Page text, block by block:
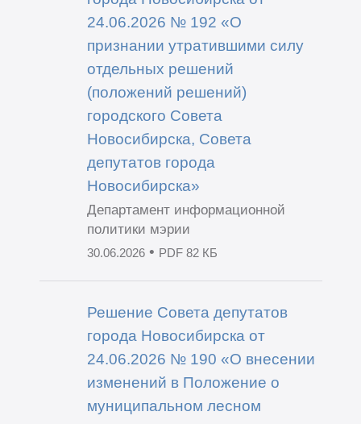
24.06.2026 № 192 «О
признании утратившими силу
отдельных решений
(положений решений)
городского Совета
Новосибирска, Совета
депутатов города
Новосибирска»
Департамент информационной
политики мэрии
30.06.2026• PDF 82 КБ
Решение Совета депутатов
города Новосибирска от
24.06.2026 № 190 «О внесении
изменений в Положение о
муниципальном лесном